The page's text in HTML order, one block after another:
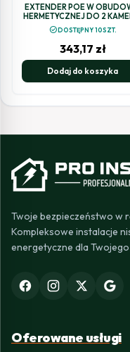
EXTENDER POE W
HERMETYCZNEJ DO 2
Pulsar EXT-POE2H
check_circleDOSTĘPNY 10SZT.
343,17 zł
Dodaj do koszyka
Twoje bezpieczeństwo w
Kompleksowe instalacje
energetyczne dla Twojego
Oferowane usługi